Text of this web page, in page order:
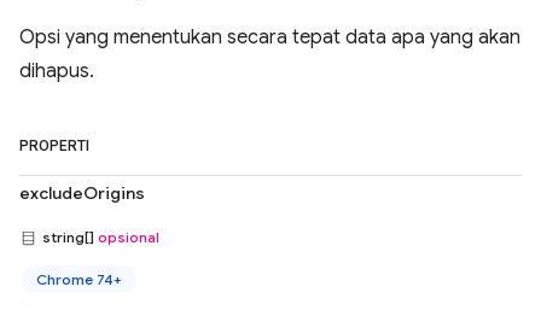
Opsi yang menentukan secara tepat data apa yang akan
dihapus.
PROPERTI
excludeOrigins
string[] opsional
Chrome 74+